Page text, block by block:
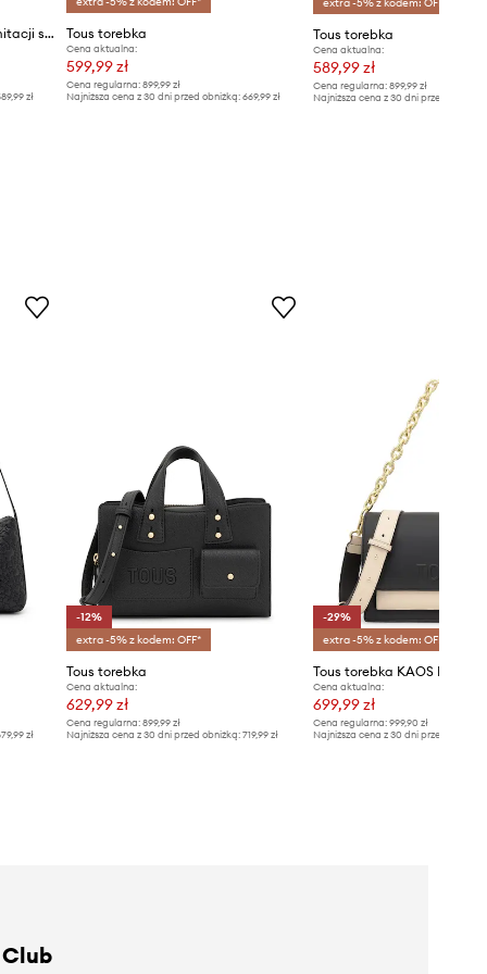
Tous listonoszka damska z imitacji skóry
zł
Tous torebka
Cena aktualna:
599,99 zł
Cena regularna:899,99 zł
Najniższa cena z 30 dni przed obniżką:669,99 zł
extra -5% z kodem: OFF*
Tous torebka
Cena aktualna:
589,99 zł
Cena regularna: 899,99 zł
Najniższa cena z 30 dni przed obniżką:
zł
-12%
extra -5% z kodem: OFF*
Tous torebka
Cena aktualna:
629,99 zł
Cena regularna:899,99 zł
Najniższa cena z 30 dni przed obniżką:719,99 zł
-29%
extra -5% z kodem: OFF*
Tous torebka KAOS ICON
Cena aktualna:
699,99 zł
Cena regularna: 999,90 zł
Najniższa cena z 30 dni przed obniżką: